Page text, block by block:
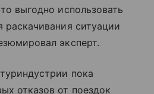
выгодно использовать
раскачивания ситуации
эксперт.
пока
отказов от поездок